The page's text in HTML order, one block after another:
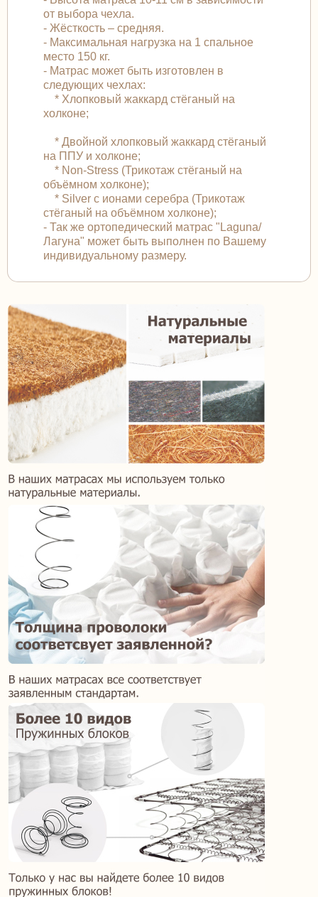
от выбора чехла.
- Жёсткость – средняя.
- Максимальная нагрузка на 1 спальное
место 150 кг.
- Матрас может быть изготовлен в
следующих чехлах:
* Хлопковый жаккард стёганый на
холконе;
* Двойной хлопковый жаккард стёганый
на ППУ и холконе;
* Non-Stress (Трикотаж стёганый на
объёмном холконе);
* Silver с ионами серебра (Трикотаж
стёганый на объёмном холконе);
- Так же ортопедический матрас "Laguna/
Лагуна" может быть выполнен по Вашему
индивидуальному размеру.